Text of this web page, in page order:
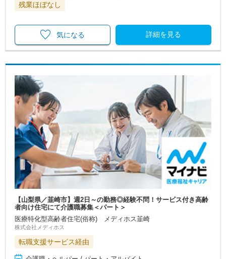
残業ほぼなし
詳細を見る
気になる
【山梨県／韮崎市】週2日～の勤務◎経験不問！サービス付き高齢
者向け住宅にて介護職募集＜パート＞
医療特化型高齢者住宅(俗称) メディホス韮崎
株式会社メディホス
転職支援サービス経由